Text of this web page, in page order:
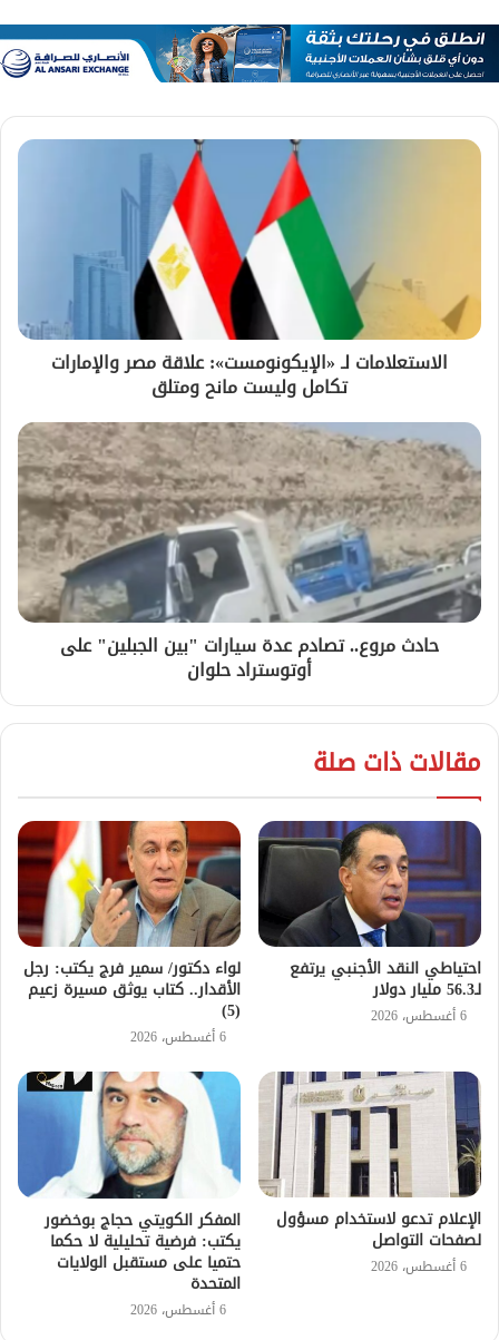
الاستعلامات لـ «الإيكونومست»: علاقة مصر والإمارات
تكامل وليست مانح ومتلق
حادث مروع.. تصادم عدة سيارات "بين الجبلين" على
أوتوستراد حلوان
مقالات ذات صلة
احتياطي النقد الأجنبي يرتفع
لـ56.3 مليار دولار
6 أغسطس، 2026
لواء دكتور/ سمير فرج يكتب: رجل
الأقدار.. كتاب يوثق مسيرة زعيم
(5)
6 أغسطس، 2026
الإعلام تدعو لاستخدام مسؤول
لصفحات التواصل
6 أغسطس، 2026
المفكر الكويتي حجاج بوخضور
يكتب: فرضية تحليلية لا حكما
حتميا على مستقبل الولايات
المتحدة
6 أغسطس، 2026